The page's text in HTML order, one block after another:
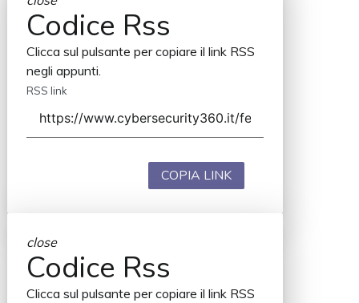
Codice Rss
Clicca sul pulsante per copiare il link RSS
negli appunti.
RSS link
COPIA LINK
close
Codice Rss
Clicca sul pulsante per copiare il link RSS